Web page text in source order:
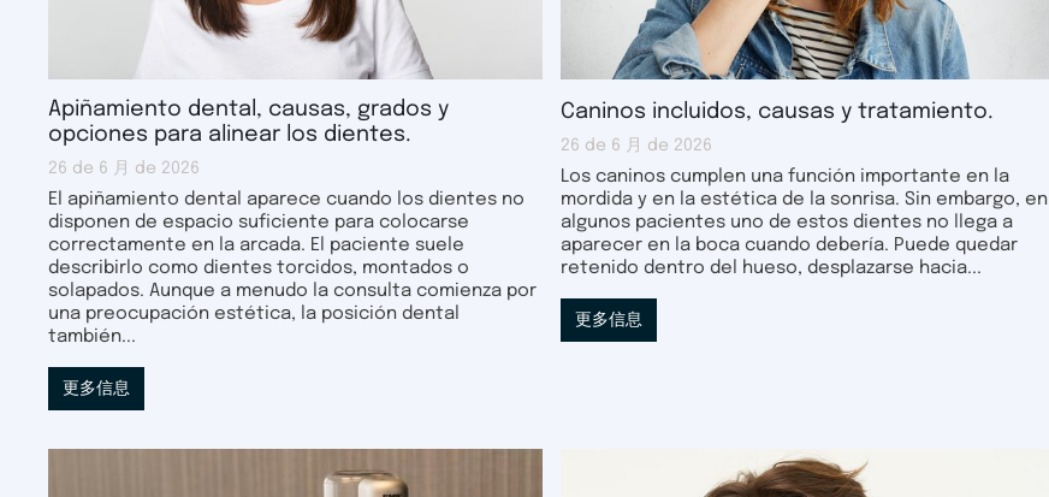
Apiñamiento dental, causas, grados y
opciones para alinear los dientes.
26 de 6 月 de 2026
El apiñamiento dental aparece cuando los dientes no
disponen de espacio suficiente para colocarse
correctamente en la arcada. El paciente suele
describirlo como dientes torcidos, montados o
solapados. Aunque a menudo la consulta comienza por
una preocupación estética, la posición dental
también...
更多信息
Caninos incluidos, causas y tratamiento.
26 de 6 月 de 2026
Los caninos cumplen una función importante en la
mordida y en la estética de la sonrisa. Sin embargo, en
algunos pacientes uno de estos dientes no llega a
aparecer en la boca cuando debería. Puede quedar
retenido dentro del hueso, desplazarse hacia...
更多信息